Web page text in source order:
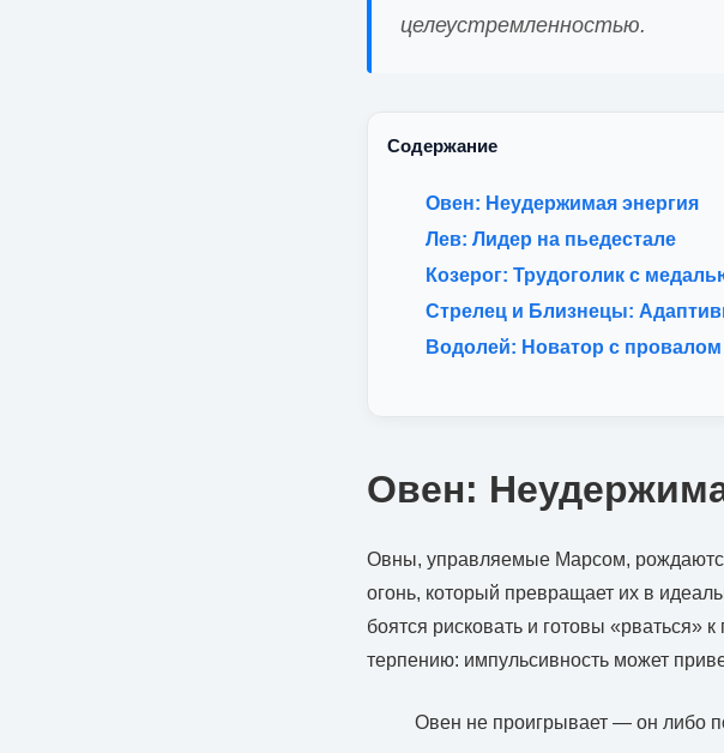
целеустремленностью.
Содержание
Овен: Неудержимая энергия
Лев: Лидер на пьедестале
Козерог: Трудоголик с
Стрелец и Близнецы:
Водолей: Новатор с
Овен:
Овны, управляемые Марсом,
огонь, который превращает их в
боятся рисковать и готовы «рваться»
терпению: импульсивность может
Овен не проигрывает — он либо